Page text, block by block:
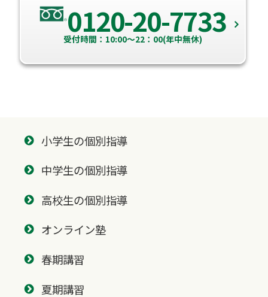
0120-20-7733
受付時間：10:00～22：00(年中無休)
小学生の個別指導
中学生の個別指導
高校生の個別指導
オンライン塾
春期講習
夏期講習